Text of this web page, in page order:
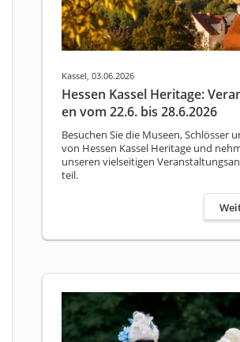
Kassel, 03.06.2026
Hessen Kassel Heritage:
en vom 22.6. bis 28.6.2026
Besuchen Sie die Museen, Schlösser
von Hessen Kassel Heritage und
unseren vielseitigen
teil.